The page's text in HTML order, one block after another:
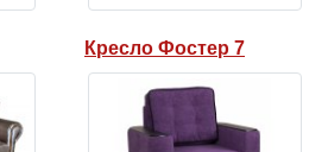
Кресло Фостер 7